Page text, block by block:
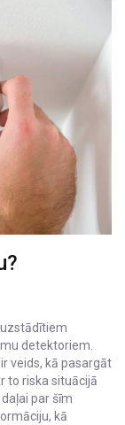
detektoriem.
veids, kā pasargāt
to riska situācijā
par šīm
kā